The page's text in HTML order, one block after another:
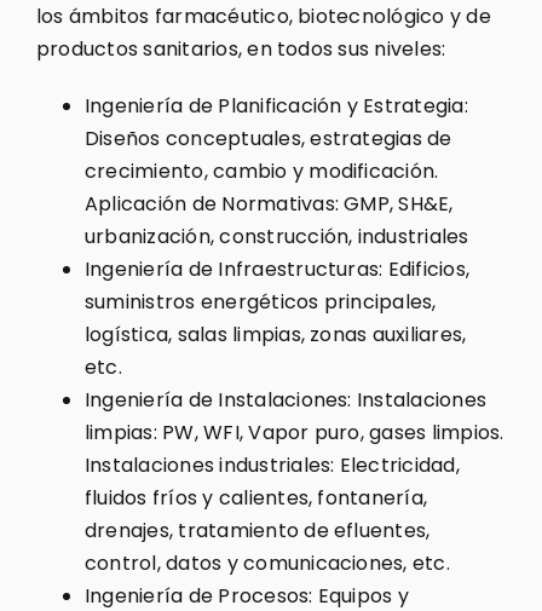
los ámbitos farmacéutico, biotecnológico y de
productos sanitarios, en todos sus niveles:
Ingeniería de Planificación y Estrategia:
Diseños conceptuales, estrategias de
crecimiento, cambio y modificación.
Aplicación de Normativas: GMP, SH&E,
urbanización, construcción, industriales
Ingeniería de Infraestructuras: Edificios,
suministros energéticos principales,
logística, salas limpias, zonas auxiliares,
etc.
Ingeniería de Instalaciones: Instalaciones
limpias: PW, WFI, Vapor puro, gases limpios.
Instalaciones industriales: Electricidad,
fluidos fríos y calientes, fontanería,
drenajes, tratamiento de efluentes,
control, datos y comunicaciones, etc.
Ingeniería de Procesos: Equipos y